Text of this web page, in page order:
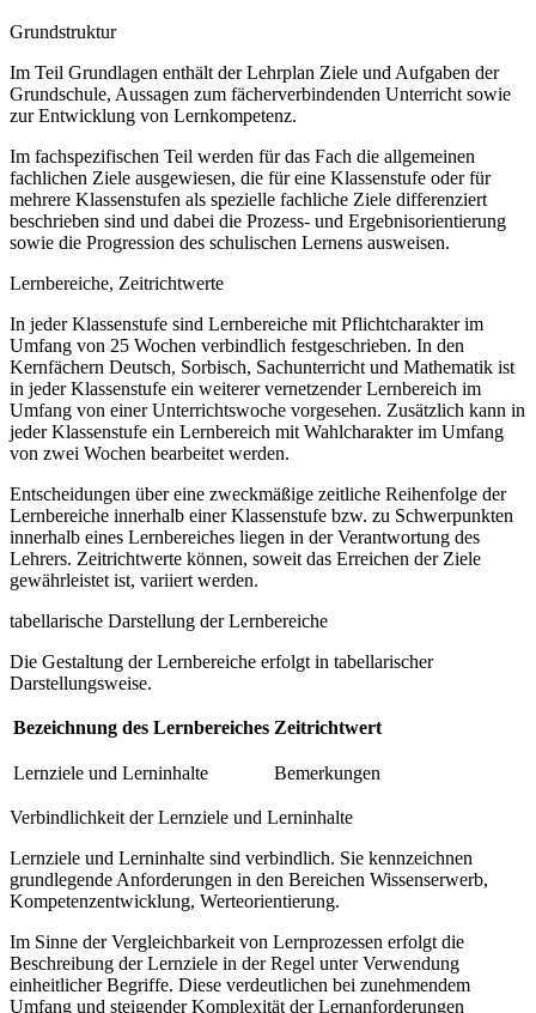
Grundstruktur
Im Teil Grundlagen enthält der Lehrplan Ziele und Aufgaben der
Grundschule, Aussagen zum fächerverbindenden Unterricht sowie
zur Entwicklung von Lernkompetenz.
Im fachspezifischen Teil werden für das Fach die allgemeinen
fachlichen Ziele ausgewiesen, die für eine Klassenstufe oder für
mehrere Klassenstufen als spezielle fachliche Ziele differenziert
beschrieben sind und dabei die Prozess- und Ergebnisorientierung
sowie die Progression des schulischen Lernens ausweisen.
Lernbereiche, Zeitrichtwerte
In jeder Klassenstufe sind Lernbereiche mit Pflichtcharakter im
Umfang von 25 Wochen verbindlich festgeschrieben. In den
Kernfächern Deutsch, Sorbisch, Sachunterricht und Mathematik ist
in jeder Klassenstufe ein weiterer vernetzender Lernbereich im
Umfang von einer Unterrichtswoche vorgesehen. Zusätzlich kann in
jeder Klassenstufe ein Lernbereich mit Wahlcharakter im Umfang
von zwei Wochen bearbeitet werden.
Entscheidungen über eine zweckmäßige zeitliche Reihenfolge der
Lernbereiche innerhalb einer Klassenstufe bzw. zu Schwerpunkten
innerhalb eines Lernbereiches liegen in der Verantwortung des
Lehrers. Zeitrichtwerte können, soweit das Erreichen der Ziele
gewährleistet ist, variiert werden.
tabellarische Darstellung der Lernbereiche
Die Gestaltung der Lernbereiche erfolgt in tabellarischer
Darstellungsweise.
Bezeichnung des Lernbereiches Zeitrichtwert
Lernziele und Lerninhalte Bemerkungen
Verbindlichkeit der Lernziele und Lerninhalte
Lernziele und Lerninhalte sind verbindlich. Sie kennzeichnen
grundlegende Anforderungen in den Bereichen Wissenserwerb,
Kompetenzentwicklung, Werteorientierung.
Im Sinne der Vergleichbarkeit von Lernprozessen erfolgt die
Beschreibung der Lernziele in der Regel unter Verwendung
einheitlicher Begriffe. Diese verdeutlichen bei zunehmendem
Umfang und steigender Komplexität der Lernanforderungen